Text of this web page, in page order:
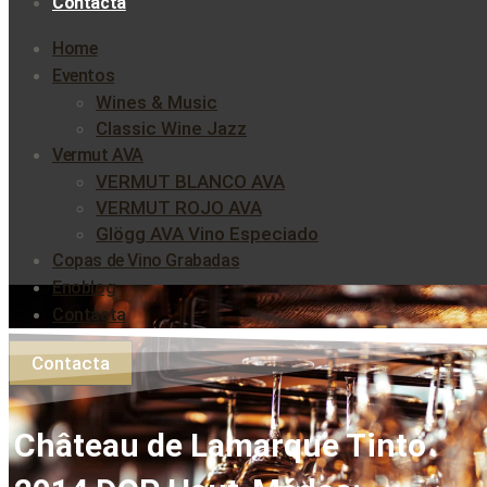
Home
Eventos
Wines & Music
Classic Wine Jazz
Vermut AVA
VERMUT BLANCO AVA
VERMUT ROJO AVA
Glögg AVA Vino Especiado
Copas de Vino Grabadas
Enoblog
Contacta
Contacta
Château de Lamarque Tinto